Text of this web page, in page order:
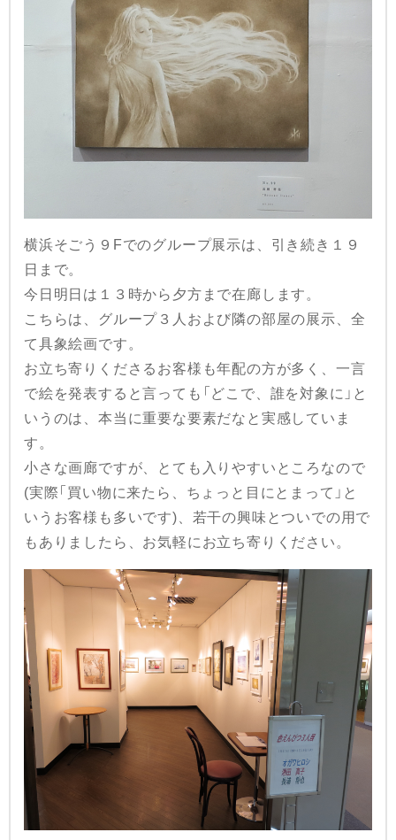
横浜そごう９Fでのグループ展示は、引き続き１９
日まで。
今日明日は１３時から夕方まで在廊します。
こちらは、グループ３人および隣の部屋の展示、全
て具象絵画です。
お立ち寄りくださるお客様も年配の方が多く、一言
で絵を発表すると言っても「どこで、誰を対象に」と
いうのは、本当に重要な要素だなと実感していま
す。
小さな画廊ですが、とても入りやすいところなので
(実際「買い物に来たら、ちょっと目にとまって」と
いうお客様も多いです)、若干の興味とついでの用で
もありましたら、お気軽にお立ち寄りください。